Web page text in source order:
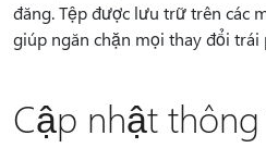
đăng. Tệp được lưu trữ trên các
giúp ngăn chặn mọi thay đổi trái
Cập nhật